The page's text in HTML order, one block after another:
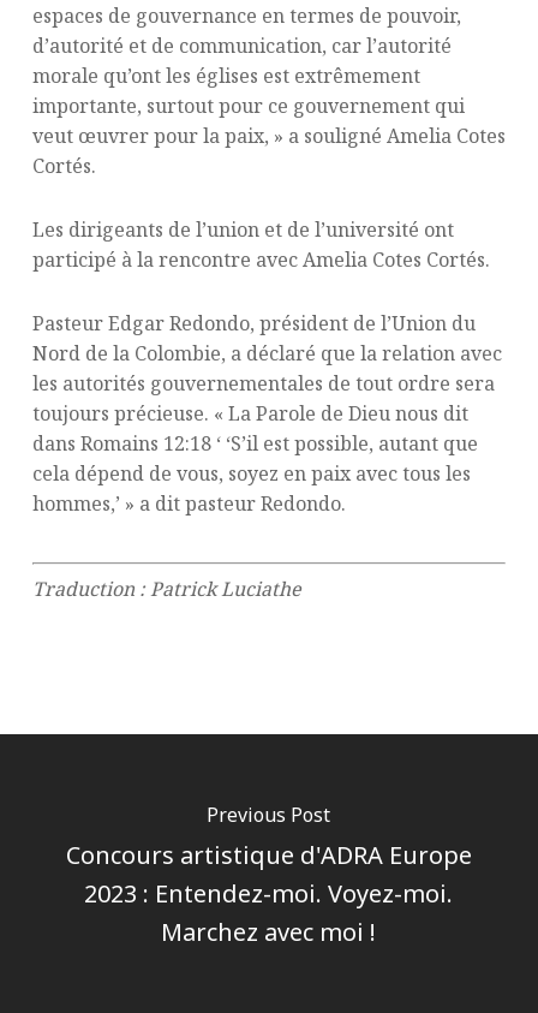
espaces de gouvernance en termes de pouvoir,
d’autorité et de communication, car l’autorité
morale qu’ont les églises est extrêmement
importante, surtout pour ce gouvernement qui
veut œuvrer pour la paix, » a souligné Amelia Cotes
Cortés.
Les dirigeants de l’union et de l’université ont
participé à la rencontre avec Amelia Cotes Cortés.
Pasteur Edgar Redondo, président de l’Union du
Nord de la Colombie, a déclaré que la relation avec
les autorités gouvernementales de tout ordre sera
toujours précieuse. « La Parole de Dieu nous dit
dans Romains 12:18 ‘ ‘S’il est possible, autant que
cela dépend de vous, soyez en paix avec tous les
hommes,’ » a dit pasteur Redondo.
Traduction : Patrick Luciathe
Previous Post
Concours artistique d'ADRA Europe
2023 : Entendez-moi. Voyez-moi.
Marchez avec moi !